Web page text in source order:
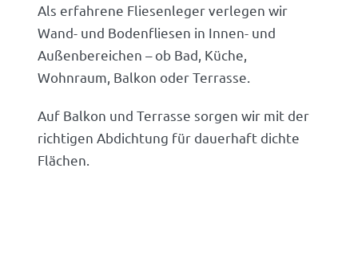
Als erfahrene Fliesenleger verlegen wir
Wand- und Bodenfliesen in Innen- und
Außenbereichen – ob Bad, Küche,
Wohnraum, Balkon oder Terrasse.
Auf Balkon und Terrasse sorgen wir mit der
richtigen Abdichtung für dauerhaft dichte
Flächen.